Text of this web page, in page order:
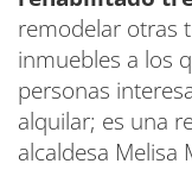
remodelar otras
inmuebles a los
personas
alquilar; es una
alcaldesa Melisa